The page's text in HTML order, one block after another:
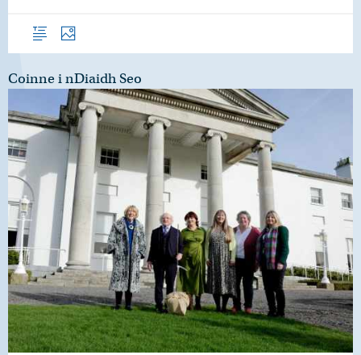
ForléargasGrianghraif
Coinne i nDiaidh Seo